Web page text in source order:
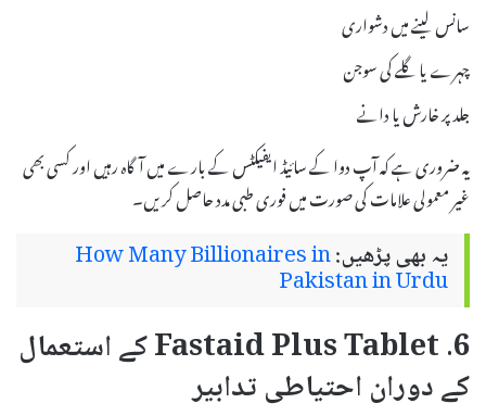
سانس لینے میں دشواری
چہرے یا گلے کی سوجن
جلد پر خارش یا دانے
یہ ضروری ہے کہ آپ دوا کے سائیڈ ایفیکٹس کے بارے میں آگاہ رہیں اور کسی بھی
غیر معمولی علامات کی صورت میں فوری طبی مدد حاصل کریں۔
یہ بھی پڑھیں:How Many Billionaires in
Pakistan in Urdu
6. Fastaid Plus Tablet کے استعمال
کے دوران احتیاطی تدابیر